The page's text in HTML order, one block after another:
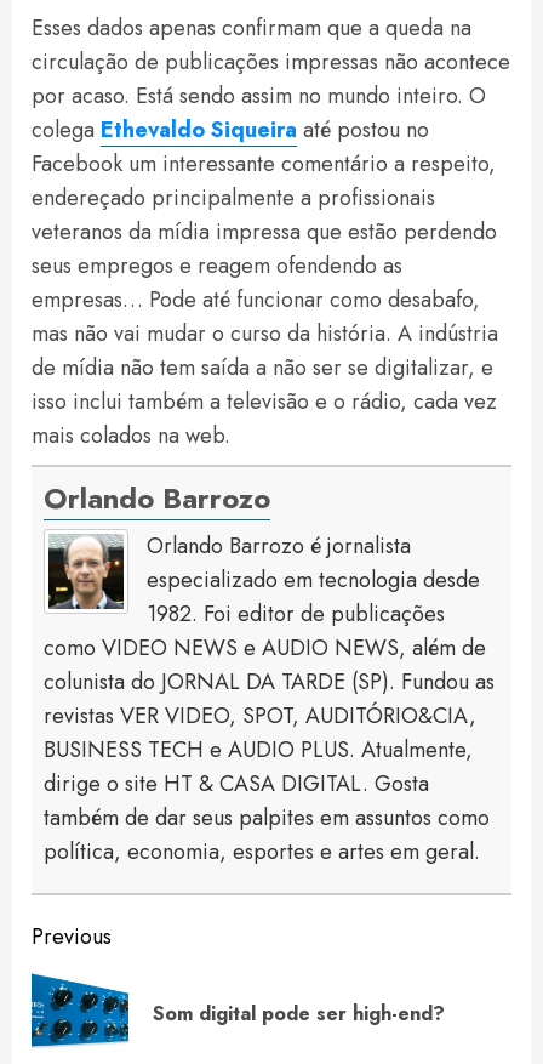
Esses dados apenas confirmam que a queda na
circulação de publicações impressas não acontece
por acaso. Está sendo assim no mundo inteiro. O
colega Ethevaldo Siqueira até postou no
Facebook um interessante comentário a respeito,
endereçado principalmente a profissionais
veteranos da mídia impressa que estão perdendo
seus empregos e reagem ofendendo as
empresas… Pode até funcionar como desabafo,
mas não vai mudar o curso da história. A indústria
de mídia não tem saída a não ser se digitalizar, e
isso inclui também a televisão e o rádio, cada vez
mais colados na web.
Orlando Barrozo
Orlando Barrozo é jornalista
especializado em tecnologia desde
1982. Foi editor de publicações
como VIDEO NEWS e AUDIO NEWS, além de
colunista do JORNAL DA TARDE (SP). Fundou as
revistas VER VIDEO, SPOT, AUDITÓRIO&CIA,
BUSINESS TECH e AUDIO PLUS. Atualmente,
dirige o site HT & CASA DIGITAL. Gosta
também de dar seus palpites em assuntos como
política, economia, esportes e artes em geral.
Continue
Reading
Previous
Som digital pode ser high-end?